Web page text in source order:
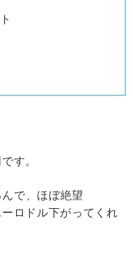
す。
で、ほぼ絶望
ロドル下がってくれ